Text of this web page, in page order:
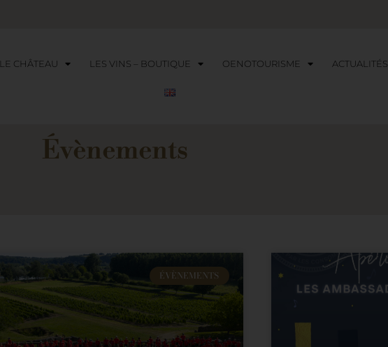
LE CHÂTEAU LES VINS – BOUTIQUE OENOTOURISME ACTUALITÉS
Évènements
ÉVÈNEMENTS